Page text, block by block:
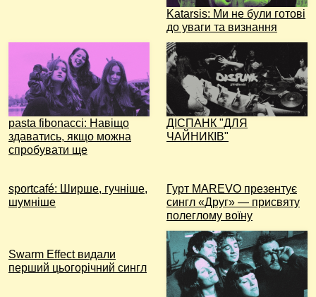
Katarsis: Ми не були готові
до уваги та визнання
pasta fibonacci: Навіщо
здаватись, якщо можна
спробувати ще
ДІСПАНК "ДЛЯ
ЧАЙНИКІВ"
sportcafé: Ширше, гучніше,
шумніше
Гурт MAREVO презентує
сингл «Друг» — присвяту
полеглому воїну
Swarm Effect видали
перший цьогорічний сингл